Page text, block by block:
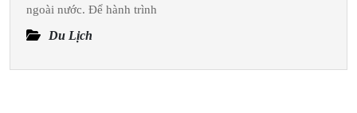
Du
ngoài nước. Để hành trình
Du Lịch